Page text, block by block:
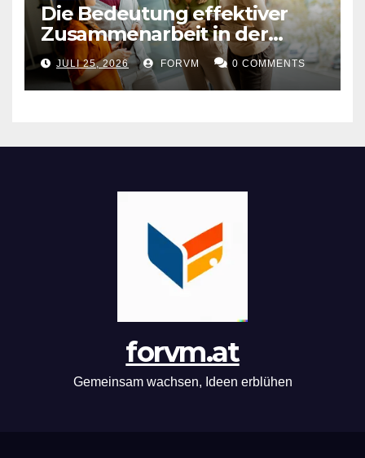
Die Bedeutung effektiver
Zusammenarbeit in der
Arbeitswelt
JULI 25, 2026 FORVM 0 COMMENTS
forvm.at
Gemeinsam wachsen, Ideen erblühen